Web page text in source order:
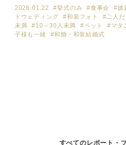
すべてのレポート・
2026.01.22 #挙式のみ #食事会 #披
トウェディング
#和装フォト #二人だ
未満
#10～30人未満 #ペット #マタ
子様も一緒
#和婚・和装結婚式